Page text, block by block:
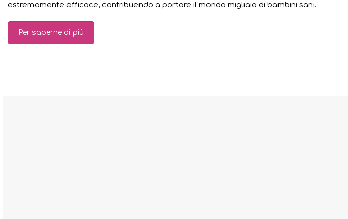
estremamente efficace, contribuendo a portare il mondo migliaia di bambini sani.
Per saperne di più